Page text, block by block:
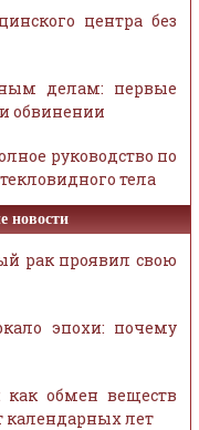
центра без
делам: первые
обвинении
руководство по
тела
новости
рак проявил свою
эпохи: почему
как обмен веществ
календарных лет